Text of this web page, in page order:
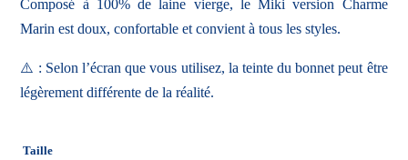
Composé à 100% de laine vierge, le Miki version Charme
Marin est doux, confortable et convient à tous les styles.
⚠️ : Selon l’écran que vous utilisez, la teinte du bonnet peut être
légèrement différente de la réalité.
Taille